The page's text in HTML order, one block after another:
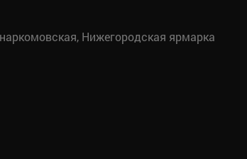
Нижегородская ярмарка